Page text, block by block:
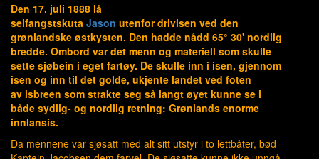
Den 17. juli 1888 lå
selfangstskuta Jason utenfor drivisen ved den
grønlandske østkysten. Den hadde nådd 65° 30' nordlig
bredde. Ombord var det menn og materiell som skulle
sette sjøbein i eget fartøy. De skulle inn i isen, gjennom
isen og inn til det golde, ukjente landet ved foten
av isbreen som strakte seg så langt øyet kunne se i
både sydlig- og nordlig retning: Grønlands enorme
innlansis.
Da mennene var sjøsatt med alt sitt utstyr i to lettbåter, bød